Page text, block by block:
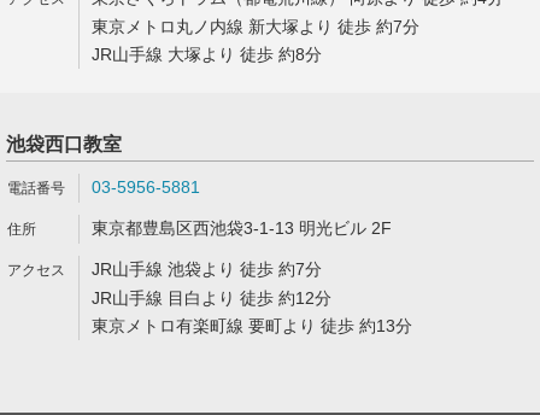
東京メトロ丸ノ内線 新大塚より 徒歩 約7分
JR山手線 大塚より 徒歩 約8分
池袋西口教室
03-5956-5881
東京都豊島区西池袋3-1-13 明光ビル 2F
JR山手線 池袋より 徒歩 約7分
JR山手線 目白より 徒歩 約12分
東京メトロ有楽町線 要町より 徒歩 約13分